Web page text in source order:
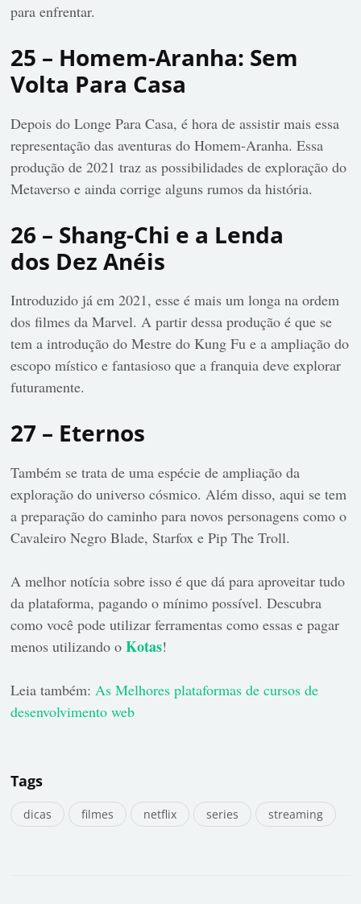
para enfrentar.
25 – Homem-Aranha: Sem
Volta Para Casa
Depois do Longe Para Casa, é hora de assistir mais essa
representação das aventuras do Homem-Aranha. Essa
produção de 2021 traz as possibilidades de exploração do
Metaverso e ainda corrige alguns rumos da história.
26 – Shang-Chi e a Lenda
dos Dez Anéis
Introduzido já em 2021, esse é mais um longa na ordem
dos filmes da Marvel. A partir dessa produção é que se
tem a introdução do Mestre do Kung Fu e a ampliação do
escopo místico e fantasioso que a franquia deve explorar
futuramente.
27 – Eternos
Também se trata de uma espécie de ampliação da
exploração do universo cósmico. Além disso, aqui se tem
a preparação do caminho para novos personagens como o
Cavaleiro Negro Blade, Starfox e Pip The Troll.
A melhor notícia sobre isso é que dá para aproveitar tudo
da plataforma, pagando o mínimo possível. Descubra
como você pode utilizar ferramentas como essas e pagar
menos utilizando oKotas!
Leia também:As Melhores plataformas de cursos de
desenvolvimento web
Tags
dicas filmes netflix series streaming